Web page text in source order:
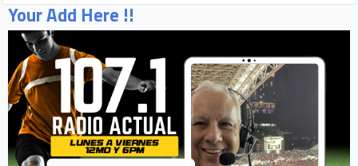
Your Add Here !!